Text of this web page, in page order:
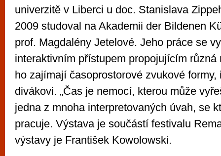
univerzitě v Liberci u doc. Stanislava
2009 studoval na Akademii der Bildenen
prof. Magdalény Jetelové. Jeho práce se
interaktivním přístupem propojujícím různá
ho zajímají časoprostorové zvukové
divákovi. „Čas je nemocí, kterou může
jedna z mnoha interpretovaných úvah, se
pracuje. Výstava je součástí festivalu
výstavy je František Kowolowski.